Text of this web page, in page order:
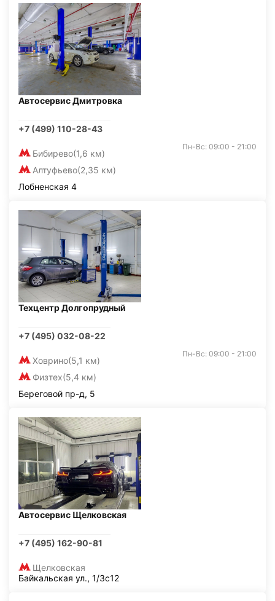
Автосервис Дмитровка
+7 (499) 110-28-43
Бибирево(1,6 км)
Алтуфьево(2,35 км)
Пн-Вс: 09:00 - 21:00
Лобненская 4
Техцентр Долгопрудный
+7 (495) 032-08-22
Ховрино(5,1 км)
Физтех(5,4 км)
Пн-Вс: 09:00 - 21:00
Береговой пр-д, 5
Автосервис Щелковская
+7 (495) 162-90-81
Щелковская
Байкальская ул., 1/3с12